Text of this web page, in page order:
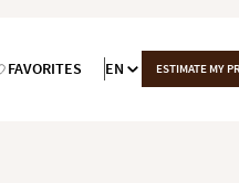
FAVORITES EN ESTIMATE MY